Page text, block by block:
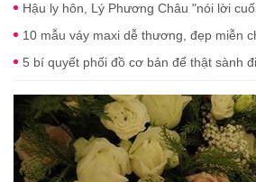
Hậu ly hôn, Lý Phương Châu "nói lời
10 mẫu váy maxi dễ thương, đẹp miễn
5 bí quyết phối đồ cơ bản để thật sành